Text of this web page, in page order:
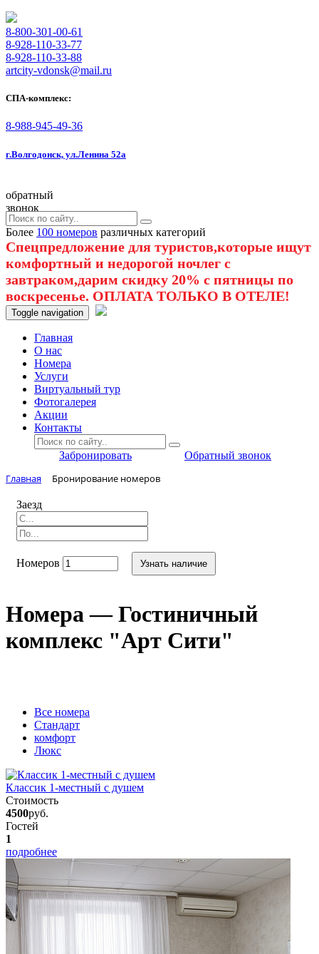
8-800-301-00-61
8-928-110-33-77
8-928-110-33-88
artcity-vdonsk@mail.ru
СПА-комплекс:
8-988-945-49-36
г.Волгодонск, ул.Ленина 52а
обратный
звонок
Более 100 номеров различных категорий
Спецпредложение для туристов,которые ищут
комфортный и недорогой ночлег с
завтраком,дарим скидку 20% с пятницы по
воскресенье. ОПЛАТА ТОЛЬКО В ОТЕЛЕ!
Toggle navigation
Главная
O нас
Номера
Услуги
Виртуальный тур
Фотогалерея
Акции
Контакты
Забронировать Обратный звонок
Главная Бронирование номеров
Заезд
Номеров Узнать наличие
Номера — Гостиничный
комплекс "Арт Сити"
Вcе номера
Стандарт
комфорт
Люкс
Классик 1-местный с душем
Стоимость
4500руб.
Гостей
1
подробнее